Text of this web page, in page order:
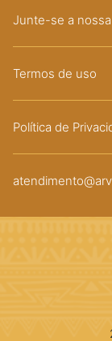
Junte-se a nossa
Termos de uso
Política de